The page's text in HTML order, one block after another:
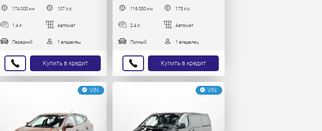
174 000 км 107 л.с.
1.4 л. Автомат
Передний 1 владелец
Купить в кредит
116 000 км 175 л.с.
2.4 л. Автомат
Полный 1 владелец
Купить в кредит
VIN VIN